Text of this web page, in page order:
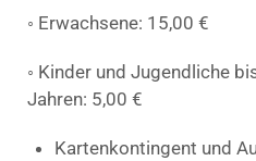
◦ Erwachsene: 15,00 €
◦ Kinder und Jugendliche
Jahren: 5,00 €
Kartenkontingent und